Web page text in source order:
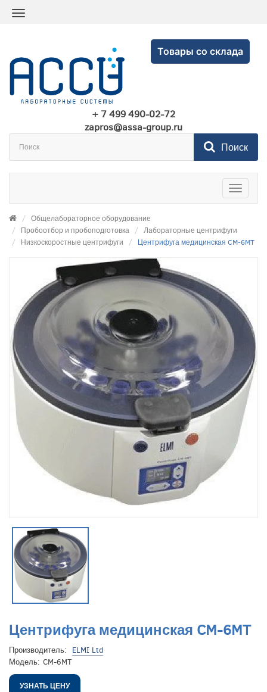
Товары со склада
+ 7 499 490-02-72
zapros@assa-group.ru
Поиск
Toggle
Общелабораторное оборудование
Пробоотбор и пробоподготовка
Лабораторные центрифуги
Низкоскоростные центрифуги
Центрифуга медицинская CM-6MT
Центрифуга медицинская CM-6MT
Производитель:
ELMI Ltd
Модель: CM-6MT
УЗНАТЬ ЦЕНУ